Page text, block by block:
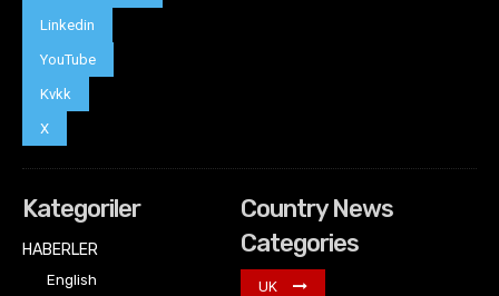
Linkedin
YouTube
Kvkk
X
Kategoriler
HABERLER
English
Country News
Categories
UK